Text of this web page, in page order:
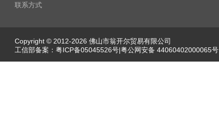
联系方式
Copyright © 2012-2026 佛山市翁开尔贸易有限公司
工信部备案： 粤ICP备05045526号|粤公网安备 44060402000065号